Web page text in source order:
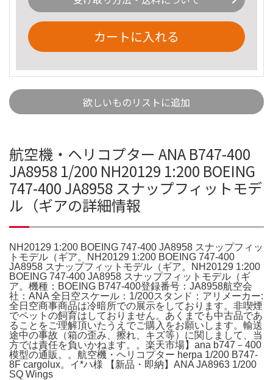
カートに入れる
欲しいものリストに追加
航空機・ヘリコプター ANA B747-400
JA8958 1/200 NH20129 1:200 BOEING
747-400 JA8958 スナップフィットモデ
ル（ギアの詳細情報
NH20129 1:200 BOEING 747-400 JA8958 スナップフィッ
トモデル（ギア。NH20129 1:200 BOEING 747-400
JA8958 スナップフィットモデル（ギア。NH20129 1:200
BOEING 747-400 JA8958 スナップフィットモデル（ギ
ア。機種：BOEING B747-400登録番号：JA8958航空会
社：ANA 全日空スケール：1/200スタンド：アリメーカー:
全日空商事商品は冷暗所での展示をしております。非喫煙
でペットの飼育はしておりません。あくまでも中古品であ
ることをご理解頂いたうえでご購入をお願いします。輸送
途中の事故（箱の歪み、擦れ、キズ等）に関しまして、当
方では責任を負いかねます。。楽天市場】ana b747－400
模型の通販。。航空機・ヘリコプター herpa 1/200 B747-
8F cargolux。イ*ハ様 【新品・即納】ANA JA8963 1/200
SQ Wings